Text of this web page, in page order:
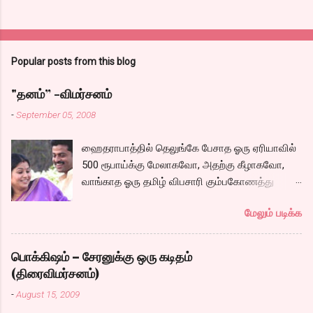
Popular posts from this blog
"தனம்” -விமர்சனம்
-September 05, 2008
ஹைதராபாத்தில் தெலுங்கே பேசாத ஓரு ஏரியாவில்
500 ரூபாய்க்கு மேலாகவோ, அதற்கு கீழாகவோ,
வாங்காத ஓரு தமிழ் விபசாரி கும்பகோணத்து
வாழ்கைபடுகிறாள். அவளுடய வாழ்கை எப்படி
அமைந்தது? என்ற ஓரு நல்ல லைனை , சங்கீதா
தன்னுடய இடுப்பை சுழற்றி, சுழற்றி நடப்பதை போல்
சும்மா, சுத்தி, சுத்தி குழப்பி, நம்பமுடியாத
திரைக்கதையால் சொதப்பி,சங்கீதாவை ஏதோ
மேலும் படிக்க
பொக்கிஷம் – சேரனுக்கு ஒரு கடிதம்
(திரைவிமர்சனம்)
-August 15, 2009